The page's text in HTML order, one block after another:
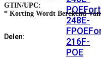
POE
248E-
FPOE
216F-
POE
GTIN/UPC:
* Korting Wordt Berekend
Delen: